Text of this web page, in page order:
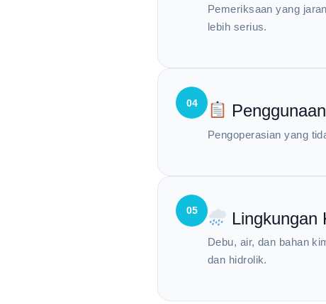
Pemeriksaan yang
lebih serius.
04
Pengoperasian yang
05 Lingkungan
Debu, air, dan bahan
dan hidrolik.